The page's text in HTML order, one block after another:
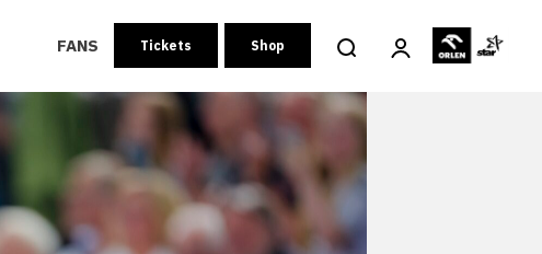
FANS Tickets Shop